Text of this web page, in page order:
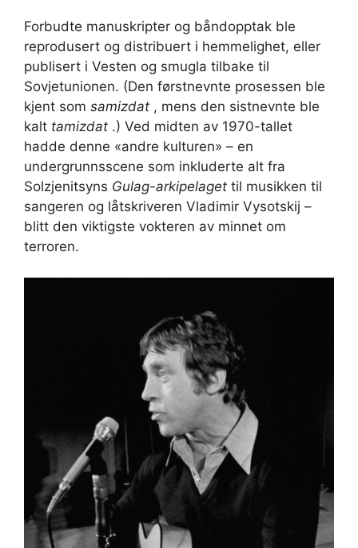
Forbudte manuskripter og båndopptak ble
reprodusert og distribuert i hemmelighet, eller
publisert i Vesten og smugla tilbake til
Sovjetunionen. (Den førstnevnte prosessen ble
kjent som samizdat , mens den sistnevnte ble
kalt tamizdat .) Ved midten av 1970-tallet
hadde denne «andre kulturen» – en
undergrunnsscene som inkluderte alt fra
Solzjenitsyns Gulag-arkipelaget til musikken til
sangeren og låtskriveren Vladimir Vysotskij –
blitt den viktigste vokteren av minnet om
terroren.